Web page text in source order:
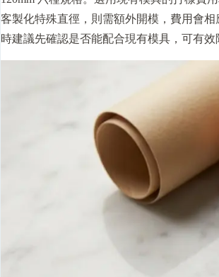
客製化特殊直徑，則需額外開模，費用會相
時建議先確認是否能配合現有模具，可有效